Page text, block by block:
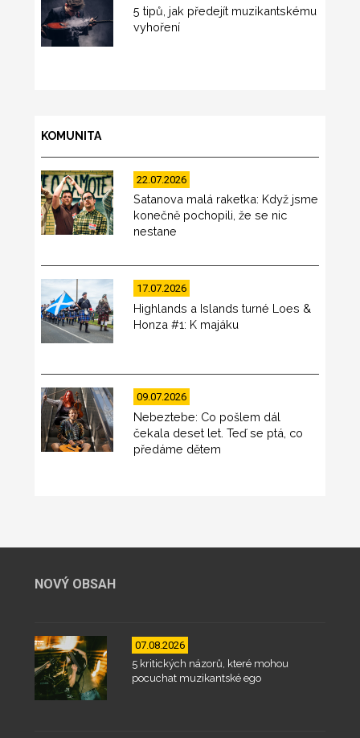
5 tipů, jak předejít muzikantskému
vyhoření
KOMUNITA
22.07.2026
Satanova malá raketka: Když jsme
konečně pochopili, že se nic
nestane
17.07.2026
Highlands a Islands turné Loes &
Honza #1: K majáku
09.07.2026
Nebeztebe: Co pošlem dál
čekala deset let. Teď se ptá, co
předáme dětem
NOVÝ OBSAH
07.08.2026
5 kritických názorů, které mohou
pocuchat muzikantské ego